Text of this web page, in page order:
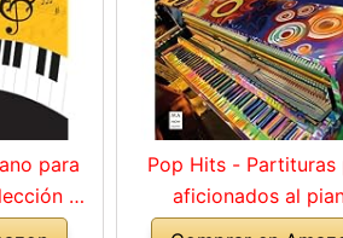
para
de
de la
Pop Hits - Partituras
aficionados al